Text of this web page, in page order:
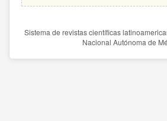
Sistema de revistas científicas
Nacional Autónoma de